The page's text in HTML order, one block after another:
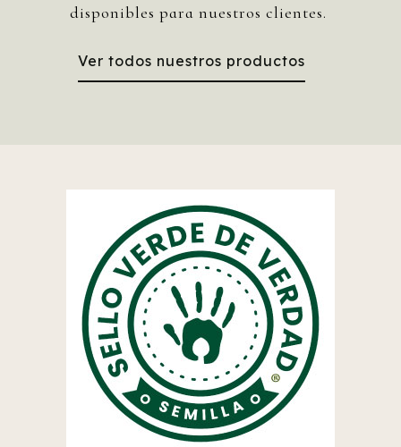
disponibles para nuestros clientes.
Ver todos nuestros productos